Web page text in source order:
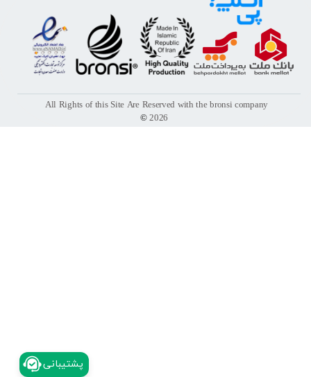
All Rights of this Site Are Reserved with the bronsi company
©
​پشتیبانی